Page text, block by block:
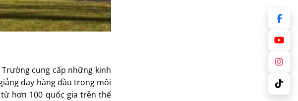
cung cấp những kinh
dạy hàng đầu trong môi
hơn 100 quốc gia trên thế